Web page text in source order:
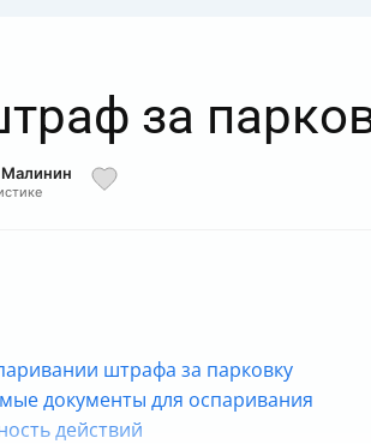
за
Малинин
штрафа за парковку
документы для оспаривания
действий